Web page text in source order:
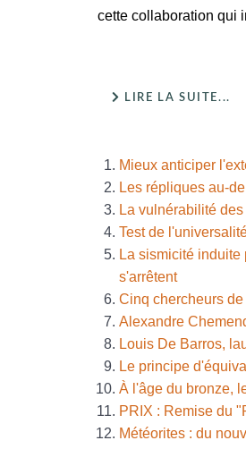
cette collaboration qui
LIRE LA SUITE...
Mieux anticiper
Les répliques au-
La vulnérabilité
Test de
La sismicité
s'arrêtent
Cinq chercheurs
Alexandre
Louis De Barros,
Le principe
À l'âge du bronze,
PRIX : Remise du
Météorites : du